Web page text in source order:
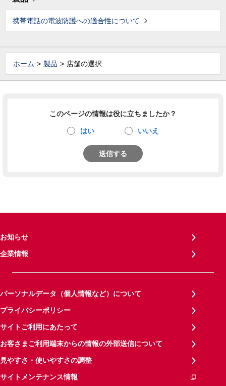
携帯電話の電波防護への適合性について
ホーム 製品 店舗の選択
このページの情報は役に立ちましたか？
はい いいえ
送信する
お知らせ
企業情報
パーソナルデータ（個人情報など）について
プライバシーポリシー
サイトご利用にあたって
お客さまご利用端末からの情報の外部送信について
見やすさ・使いやすさの調整
サイトメンテナンス情報